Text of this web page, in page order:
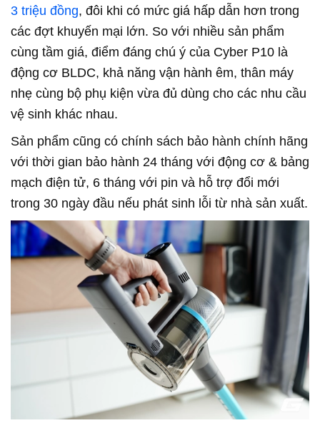
3 triệu đồng, đôi khi có mức giá hấp dẫn hơn trong
các đợt khuyến mại lớn. So với nhiều sản phẩm
cùng tầm giá, điểm đáng chú ý của Cyber P10 là
động cơ BLDC, khả năng vận hành êm, thân máy
nhẹ cùng bộ phụ kiện vừa đủ dùng cho các nhu cầu
vệ sinh khác nhau.
Sản phẩm cũng có chính sách bảo hành chính hãng
với thời gian bảo hành 24 tháng với động cơ & bảng
mạch điện tử, 6 tháng với pin và hỗ trợ đổi mới
trong 30 ngày đầu nếu phát sinh lỗi từ nhà sản xuất.